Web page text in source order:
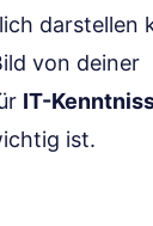
darstellen
von deiner
IT-
ist.